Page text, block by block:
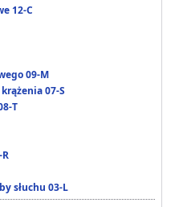
12-C
09-M
07-S
T
słuchu 03-L